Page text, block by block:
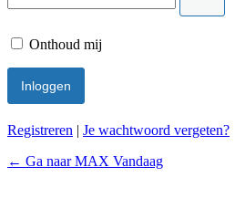
Onthoud mij
Registreren | Je wachtwoord vergeten?
← Ga naar MAX Vandaag